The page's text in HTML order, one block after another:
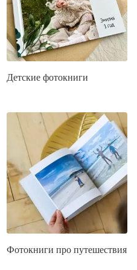
Детские фотокниги
Фотокниги про путешествия